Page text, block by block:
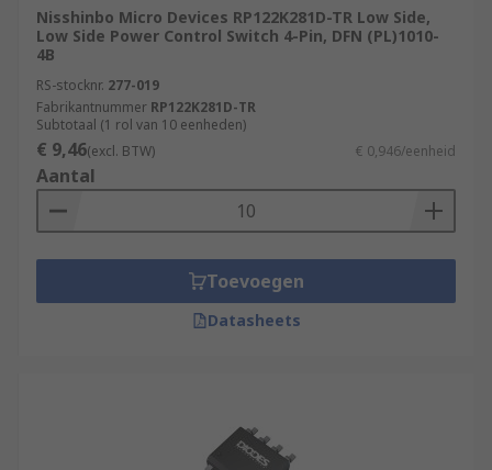
Nisshinbo Micro Devices RP122K281D-TR Low Side,
Low Side Power Control Switch 4-Pin, DFN (PL)1010-
4B
RS-stocknr. 277-019
Fabrikantnummer RP122K281D-TR
Subtotaal (1 rol van 10 eenheden)
€ 9,46(excl. BTW) € 0,946/eenheid
Aantal
Toevoegen
Datasheets